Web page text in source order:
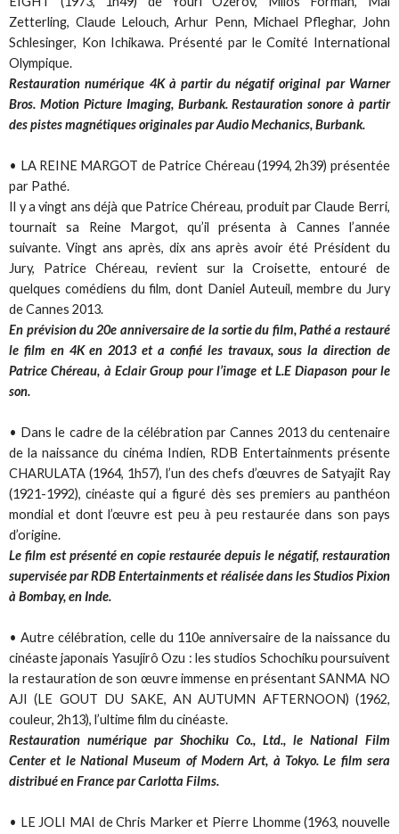
Zetterling, Claude Lelouch, Arhur Penn, Michael Pfleghar, John
Schlesinger, Kon Ichikawa. Présenté par le Comité International
Olympique.
Restauration numérique 4K à partir du négatif original par Warner
Bros. Motion Picture Imaging, Burbank. Restauration sonore à partir
des pistes magnétiques originales par Audio Mechanics, Burbank.
• LA REINE MARGOT de Patrice Chéreau (1994, 2h39) présentée
par Pathé.
Il y a vingt ans déjà que Patrice Chéreau, produit par Claude Berri,
tournait sa Reine Margot, qu’il présenta à Cannes l’année
suivante. Vingt ans après, dix ans après avoir été Président du
Jury, Patrice Chéreau, revient sur la Croisette, entouré de
quelques comédiens du film, dont Daniel Auteuil, membre du Jury
de Cannes 2013.
En prévision du 20e anniversaire de la sortie du film, Pathé a restauré
le film en 4K en 2013 et a confié les travaux, sous la direction de
Patrice Chéreau, à Eclair Group pour l’image et L.E Diapason pour le
son.
• Dans le cadre de la célébration par Cannes 2013 du centenaire
de la naissance du cinéma Indien, RDB Entertainments présente
CHARULATA (1964, 1h57), l’un des chefs d’œuvres de Satyajit Ray
(1921-1992), cinéaste qui a figuré dès ses premiers au panthéon
mondial et dont l’œuvre est peu à peu restaurée dans son pays
d’origine.
Le film est présenté en copie restaurée depuis le négatif, restauration
supervisée par RDB Entertainments et réalisée dans les Studios Pixion
à Bombay, en Inde.
• Autre célébration, celle du 110e anniversaire de la naissance du
cinéaste japonais Yasujirô Ozu : les studios Schochiku poursuivent
la restauration de son œuvre immense en présentant SANMA NO
AJI (LE GOUT DU SAKE, AN AUTUMN AFTERNOON) (1962,
couleur, 2h13), l’ultime film du cinéaste.
Restauration numérique par Shochiku Co., Ltd., le National Film
Center et le National Museum of Modern Art, à Tokyo. Le film sera
distribué en France par Carlotta Films.
• LE JOLI MAI de Chris Marker et Pierre Lhomme (1963, nouvelle